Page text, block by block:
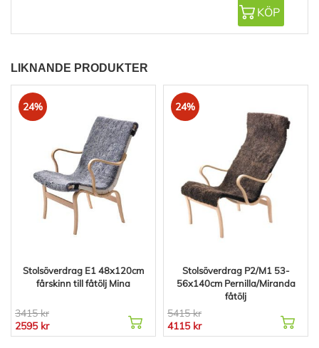
KÖP
LIKNANDE PRODUKTER
24%
Stolsöverdrag E1 48x120cm
fårskinn till fåtölj Mina
3415 kr
2595 kr
24%
Stolsöverdrag P2/M1 53-
56x140cm Pernilla/Miranda
fåtölj
5415 kr
4115 kr